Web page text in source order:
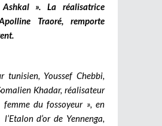
». La réalisatrice
Traoré, remporte
tunisien, Youssef Chebbi,
Khadar, réalisateur
du fossoyeur », en
d’or de Yennenga,